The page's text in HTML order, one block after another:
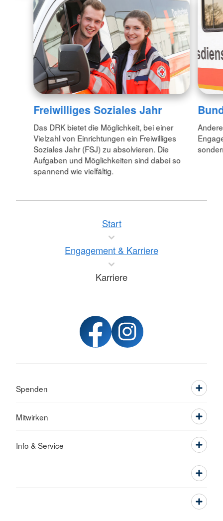
Freiwilliges Soziales Jahr
Das DRK bietet die Möglichkeit, bei einer
Vielzahl von Einrichtungen ein Freiwilliges
Soziales Jahr (FSJ) zu absolvieren. Die
Aufgaben und Möglichkeiten sind dabei so
spannend wie vielfältig.
Start
Engagement & Karriere
Karriere
Spenden
Mitwirken
Info & Service